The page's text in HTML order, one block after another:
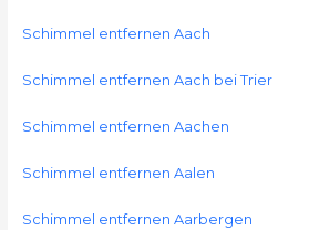
Schimmel entfernen Aach
Schimmel entfernen Aach bei Trier
Schimmel entfernen Aachen
Schimmel entfernen Aalen
Schimmel entfernen Aarbergen